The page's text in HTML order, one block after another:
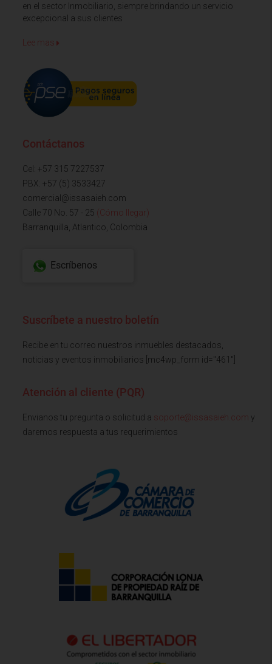
en el sector Inmobiliario, siempre brindando un servicio
excepcional a sus clientes
Lee mas
Contáctanos
Cel: +57 315 7227537
PBX: +57 (5) 3533427
comercial@issasaieh.com
Calle 70 No. 57 - 25 (Cómo llegar)
Barranquilla, Atlantico, Colombia
Escríbenos
Suscríbete a nuestro boletín
Recibe en tu correo nuestros inmuebles destacados,
noticias y eventos inmobiliarios [mc4wp_form id="461"]
Atención al cliente (PQR)
Envianos tu pregunta o solicitud a soporte@issasaieh.com y
daremos respuesta a tus requerimientos